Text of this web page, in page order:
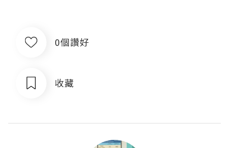
0個讚好
收藏